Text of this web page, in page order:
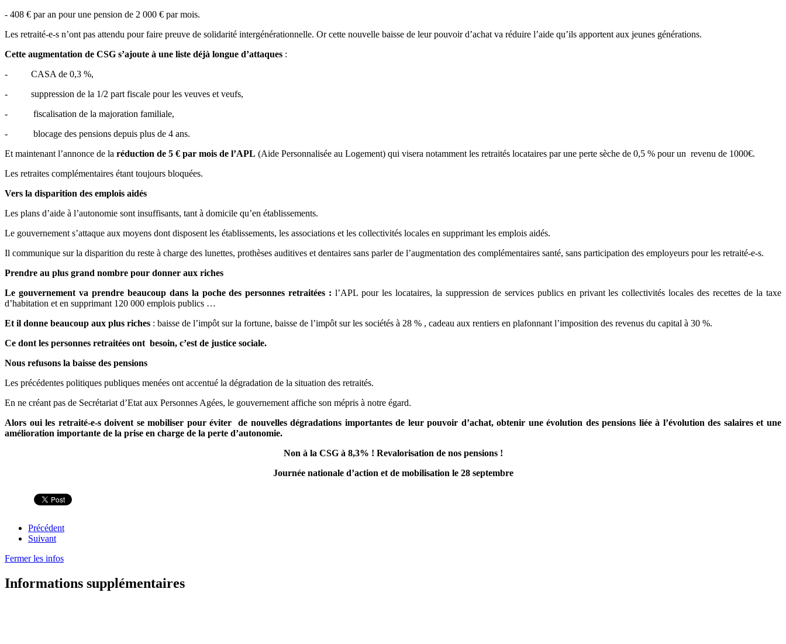
- 408 € par an pour une pension de 2 000 € par mois.
Les retraité-e-s n’ont pas attendu pour faire preuve de solidarité intergénérationnelle. Or cette nouvelle baisse de leur pouvoir d’achat va réduire l’aide qu’ils apportent aux jeunes générations.
Cette augmentation de CSG s’ajoute à une liste déjà longue d’attaques :
- CASA de 0,3 %,
- suppression de la 1/2 part fiscale pour les veuves et veufs,
- fiscalisation de la majoration familiale,
- blocage des pensions depuis plus de 4 ans.
Et maintenant l’annonce de la réduction de 5 € par mois de l’APL (Aide Personnalisée au Logement) qui visera notamment les retraités locataires par une perte sèche de 0,5 % pour un revenu de 1000€.
Les retraites complémentaires étant toujours bloquées.
Vers la disparition des emplois aidés
Les plans d’aide à l’autonomie sont insuffisants, tant à domicile qu’en établissements.
Le gouvernement s’attaque aux moyens dont disposent les établissements, les associations et les collectivités locales en supprimant les emplois aidés.
Il communique sur la disparition du reste à charge des lunettes, prothèses auditives et dentaires sans parler de l’augmentation des complémentaires santé, sans participation des employeurs pour les retraité-e-s.
Prendre au plus grand nombre pour donner aux riches
Le gouvernement va prendre beaucoup dans la poche des personnes retraitées : l’APL pour les locataires, la suppression de services publics en privant les collectivités locales des recettes de la taxe
d’habitation et en supprimant 120 000 emplois publics …
Et il donne beaucoup aux plus riches : baisse de l’impôt sur la fortune, baisse de l’impôt sur les sociétés à 28 % , cadeau aux rentiers en plafonnant l’imposition des revenus du capital à 30 %.
Ce dont les personnes retraitées ont besoin, c’est de justice sociale.
Nous refusons la baisse des pensions
Les précédentes politiques publiques menées ont accentué la dégradation de la situation des retraités.
En ne créant pas de Secrétariat d’Etat aux Personnes Agées, le gouvernement affiche son mépris à notre égard.
Alors oui les retraité-e-s doivent se mobiliser pour éviter de nouvelles dégradations importantes de leur pouvoir d’achat, obtenir une évolution des pensions liée à l’évolution des salaires et une
amélioration importante de la prise en charge de la perte d’autonomie.
Non à la CSG à 8,3% ! Revalorisation de nos pensions !
Journée nationale d’action et de mobilisation le 28 septembre
Précédent
Suivant
Fermer les infos
Informations supplémentaires